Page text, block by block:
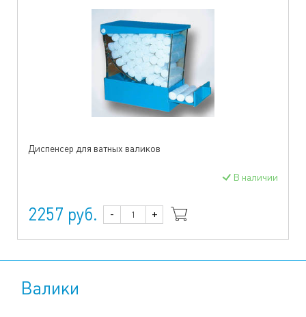
Диспенсер для ватных валиков
В наличии
2257 руб. - +
Валики